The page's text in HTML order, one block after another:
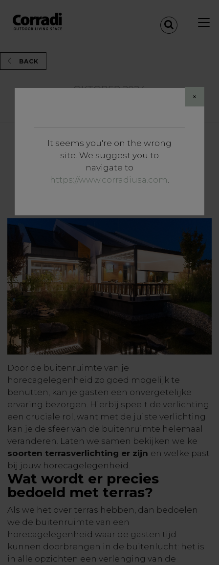
×
It seems you're on the wrong
site. We suggest you to
navigate to
https://www.corradiusa.com.
BACK
OKTOBER 2024
Vertiefungen
Buitenverlichting voor het
terras: zo creëer je de juiste
Door de buitenruimte van je
horecagelegenheid zo goed mogelijk te
benutten, kan je gasten een onvergetelijke
ervaring bezorgen. Hierbij speelt de verlichting
een cruciale rol, want met de juiste verlichting
kan je de sfeer van de buitenruimte helemaal
veranderen. Laten we samen bekijken welke
soorten terrasverlichting er zijn en welke past
bij jouw horecagelegenheid.
Wat wordt er precies
bedoeld met terras?
Als we het over terras hebben, dan bedoelen
we de buitenruimte van een
horecagelegenheid waar de gasten tijd
kunnen doorbrengen in de buitenlucht: het is
in alle opzichten een verlenging van de